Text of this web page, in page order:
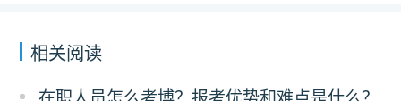
相关阅读